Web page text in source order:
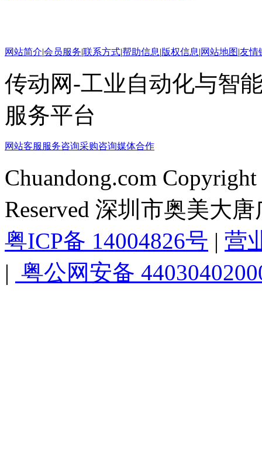
网站简介|会员服务|联系方式|帮助信息|版权信息|网站地图|友情
传动网-工业自动化与智
服务平台
网站客服 服务咨询采购咨询媒体合作
Chuandong.com
Reserved 深圳市奥美大
粤ICP备 14004826号 | 营
| 粤公网安备